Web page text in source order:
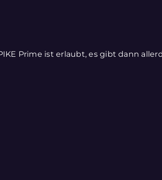
Prime ist erlaubt, es gibt dann